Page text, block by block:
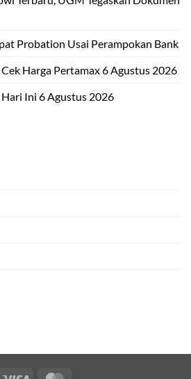
Probation Usai Perampokan Bank
Harga Pertamax 6 Agustus 2026
Hari Ini 6 Agustus 2026